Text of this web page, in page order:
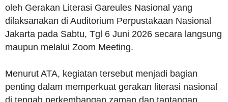
oleh Gerakan Literasi Gareules Nasional yang
dilaksanakan di Auditorium Perpustakaan Nasional
Jakarta pada Sabtu, Tgl 6 Juni 2026 secara langsung
maupun melalui Zoom Meeting.
Menurut ATA, kegiatan tersebut menjadi bagian
penting dalam memperkuat gerakan literasi nasional
di tengah perkembangan zaman dan tantangan